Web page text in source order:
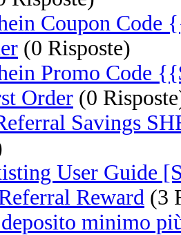
Coupon
(0 Risposte)
Promo Code
Order (0
Savings
User Guide
Reward (3
minimo